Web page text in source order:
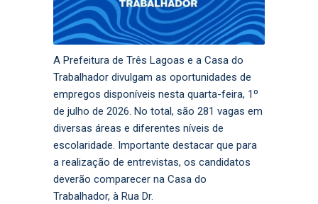
A Prefeitura de Três Lagoas e a Casa do
Trabalhador divulgam as oportunidades de
empregos disponíveis nesta quarta-feira, 1º
de julho de 2026. No total, são 281 vagas em
diversas áreas e diferentes níveis de
escolaridade. Importante destacar que para
a realização de entrevistas, os candidatos
deverão comparecer na Casa do
Trabalhador, à Rua Dr.